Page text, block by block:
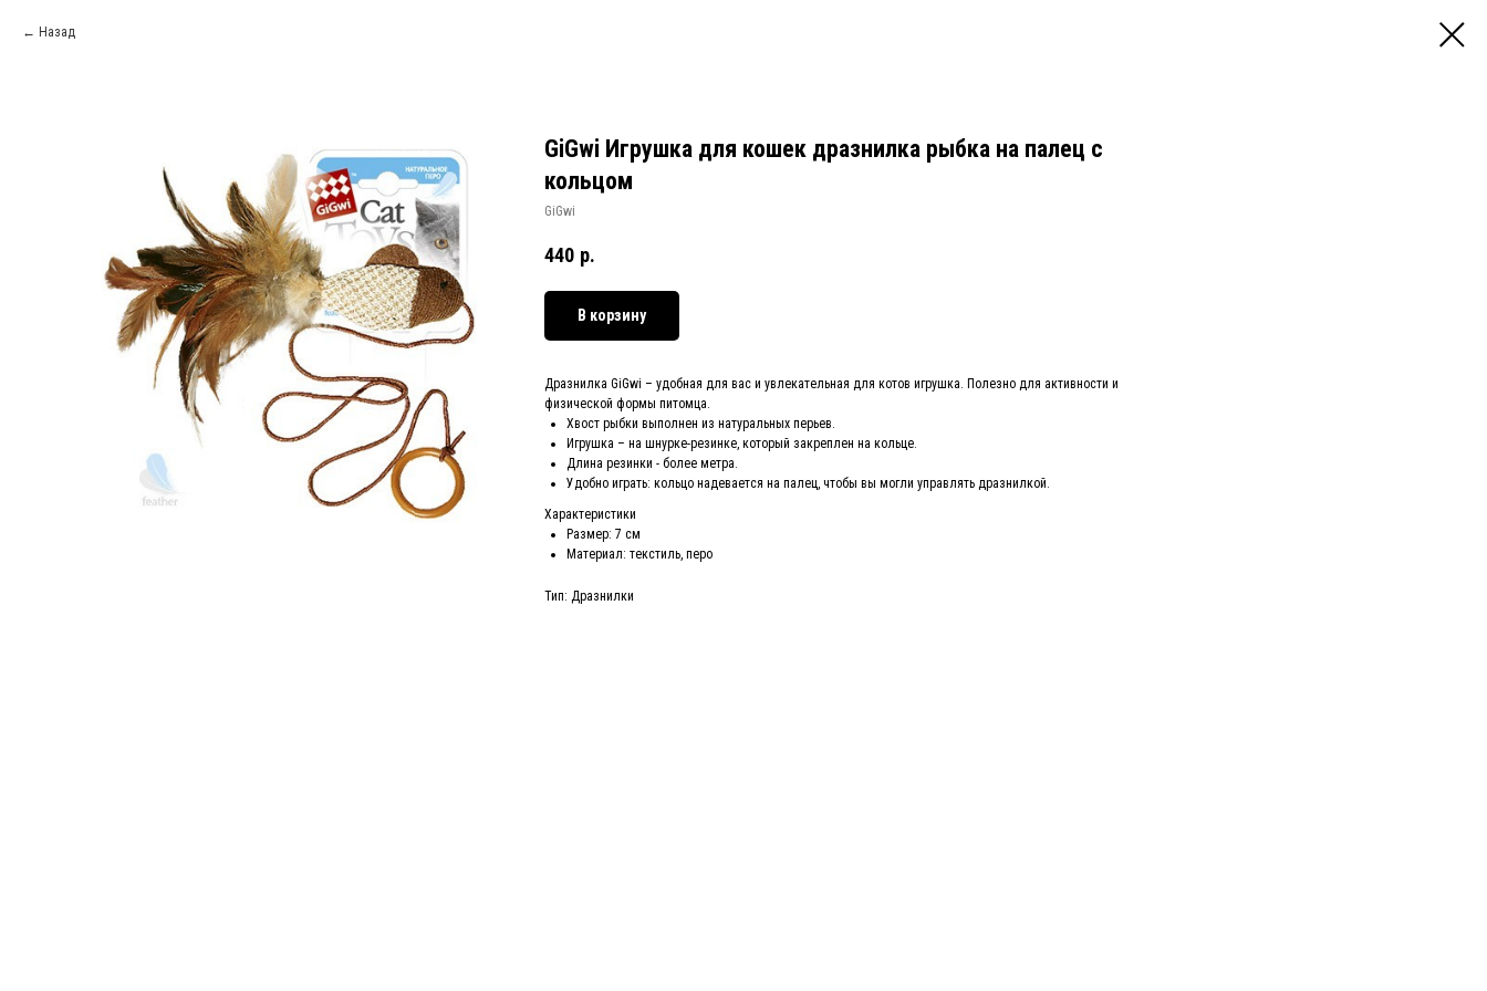
Назад
GiGwi Игрушка для кошек дразнилка рыбка на палец с
кольцом
GiGwi
440 р.
В корзину
Дразнилка GiGwi – удобная для вас и увлекательная для котов игрушка. Полезно для активности и
физической формы питомца.
Хвост рыбки выполнен из натуральных перьев.
Игрушка – на шнурке-резинке, который закреплен на кольце.
Длина резинки - более метра.
Удобно играть: кольцо надевается на палец, чтобы вы могли управлять дразнилкой.
Характеристики
Размер: 7 см
Материал: текстиль, перо
Тип: Дразнилки